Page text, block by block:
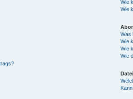
Wie
Wie
Was
Wie
Wie
Wie